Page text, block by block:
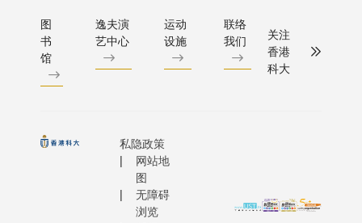
图
书
馆
逸夫演
艺中心
运动
设施
联络
我们
关注
香港
科大
私隐政策
网站地
图
无障碍
浏览